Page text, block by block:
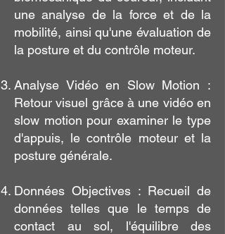
une analyse de la force et de la
mobilité, ainsi qu'une évaluation de
la posture et du contrôle moteur.
Analyse Vidéo en Slow Motion :
Retour visuel grâce à une vidéo en
slow motion pour examiner le type
d'appuis, le contrôle moteur et la
posture générale.
Données Objectives : Recueil de
données telles que le temps de
contact au sol, l'équilibre des